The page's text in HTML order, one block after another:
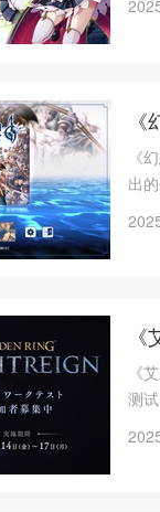
《
出
《
测